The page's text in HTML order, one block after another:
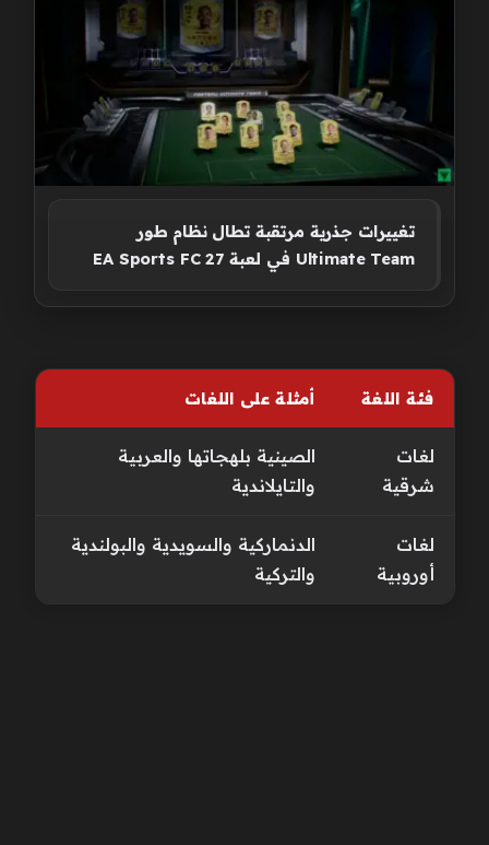
تغييرات جذرية مرتقبة تطال نظام طور
Ultimate Team في لعبة EA Sports FC 27
فئة اللغة أمثلة على اللغات
لغات
شرقية
الصينية بلهجاتها والعربية
والتايلاندية
لغات
أوروبية
الدنماركية والسويدية والبولندية
والتركية